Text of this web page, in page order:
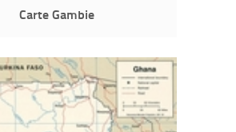
Carte Gambie